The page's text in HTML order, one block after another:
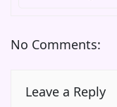
No Comments:
Leave a Reply